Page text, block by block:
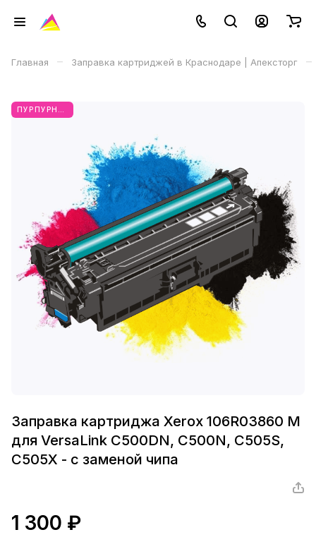
Главная – Заправка картриджей в Краснодаре | Апексторг –
Заправка картриджа Xerox 106R03860 M
для VersaLink C500DN, C500N, C505S,
C505X - с заменой чипа
1 300 ₽